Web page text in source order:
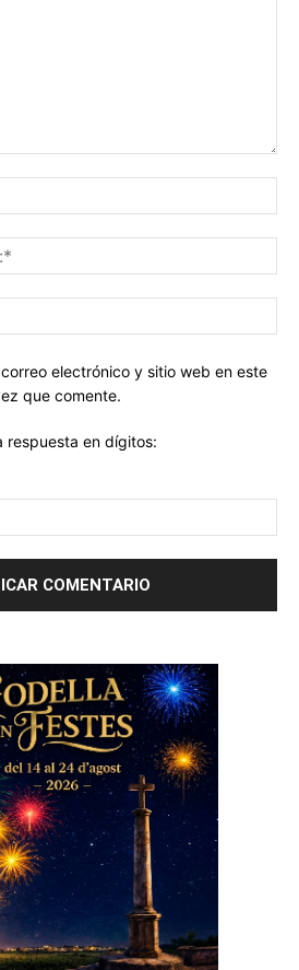
electrónico y sitio web en este
que comente.
respuesta en dígitos: